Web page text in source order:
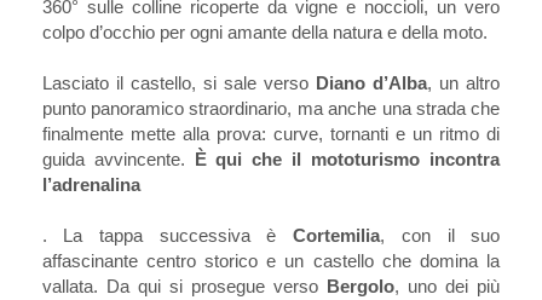
360° sulle colline ricoperte da vigne e noccioli, un vero
colpo d’occhio per ogni amante della natura e della moto.
Lasciato il castello, si sale verso Diano d’Alba, un altro
punto panoramico straordinario, ma anche una strada che
finalmente mette alla prova: curve, tornanti e un ritmo di
guida avvincente. È qui che il mototurismo incontra
l’adrenalina
. La tappa successiva èCortemilia, con il suo
affascinante centro storico e un castello che domina la
vallata. Da qui si prosegue verso Bergolo, uno dei più